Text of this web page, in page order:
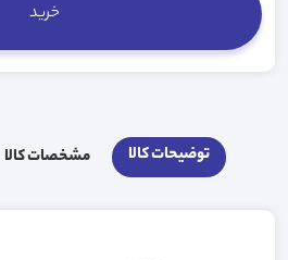
توضیحات کالا مشخصات کالا